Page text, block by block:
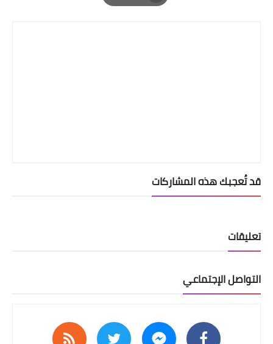
Print
قد تُعجبك هذه المشاركات
تعليقات
التواصل الإجتماعي